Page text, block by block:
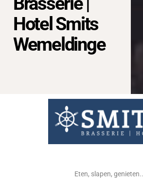
Hotel Smits
Wemeldinge
Eten, slapen, genieten..